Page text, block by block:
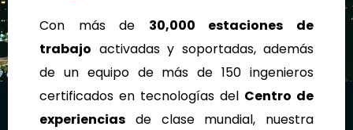
Con más de 30,000 estaciones de
trabajo activadas y soportadas, además
de un equipo de más de 150 ingenieros
certificados en tecnologías del Centro de
experiencias de clase mundial, nuestra